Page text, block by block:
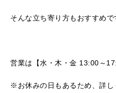
そんな立ち寄り方もおすすめで
営業は【水・木・金 13:00～
※お休みの日もあるため、詳し